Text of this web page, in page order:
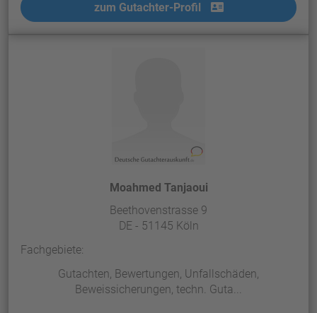
zum Gutachter-Profil
Moahmed Tanjaoui
Beethovenstrasse 9
DE - 51145 Köln
Fachgebiete:
Gutachten, Bewertungen, Unfallschäden,
Beweissicherungen, techn. Guta...